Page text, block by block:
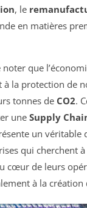
, le
en matières
que
à la protection de
tonnes de CO2.
une Supply
un
qui cherchent
cœur de leurs
à la